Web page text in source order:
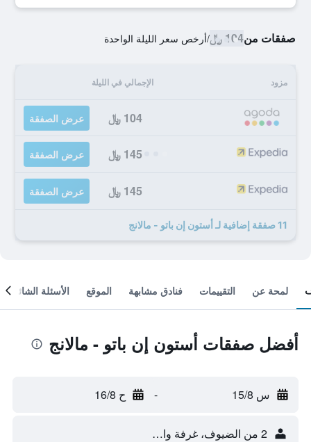
صفقات من104 ﷼ /أرخص سعر الليلة الواحدة
مزود الإجمالي في الليلة
104 ﷼ عرض الصفقة
145 ﷼ عرض الصفقة
145 ﷼ عرض الصفقة
11 صفقة إضافية لـ أستون إن باتو - مالانج
لمحة عن التقييمات فنادق مشابهة الموقع الأسئلة الشائعة
أفضل صفقات أستون إن باتو - مالانج
س 15/8 - ح 16/8
2 من الضيوف، غرفة واحدة